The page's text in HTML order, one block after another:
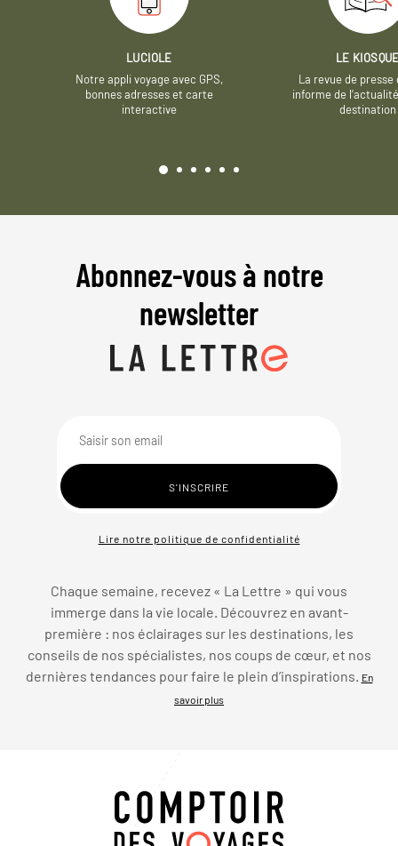
LUCIOLE
Notre appli voyage avec GPS,
bonnes adresses et carte
interactive
LE
La revue de presse
informe de
destination
Abonnez-vous à notre
newsletter
Lire notre politique de confidentialité
Chaque semaine, recevez « La Lettre » qui vous
immerge dans la vie locale. Découvrez en avant-
première : nos éclairages sur les destinations, les
conseils de nos spécialistes, nos coups de cœur, et nos
dernières tendances pour faire le plein d’inspirations.
En
savoir plus